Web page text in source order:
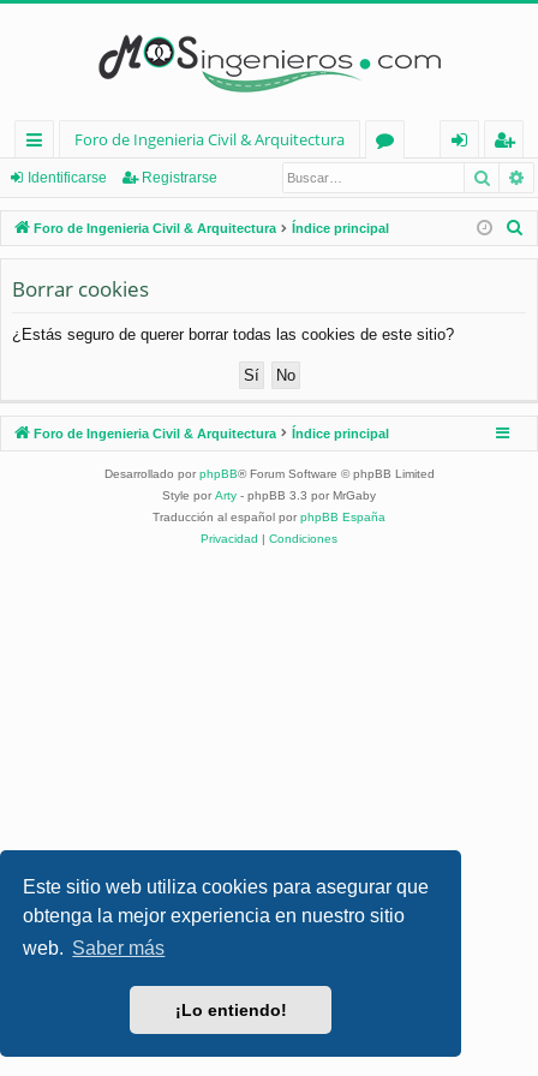
Este sitio web utiliza cookies para asegurar que
obtenga la mejor experiencia en nuestro sitio
web. Saber más
¡Lo entiendo!
nl
ac
es
rá
pi
os
Foro de Ingenieria Civil & Arquitectura
os
nt
ifi
eg
ist
ra
Identificarse Registrarse
Foro de Ingenieria Civil & Arquitectura Índice principal
Borrar cookies
¿Estás seguro de querer borrar todas las cookies de este sitio?
Foro de Ingenieria Civil & Arquitectura Índice principal
Desarrollado por phpBB® Forum Software © phpBB Limited
Style por Arty - phpBB 3.3 por MrGaby
Traducción al español por phpBB España
Privacidad | Condiciones